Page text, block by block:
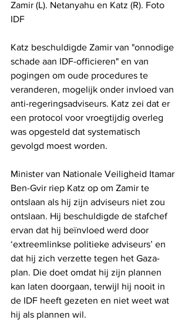
Zamir (L). Netanyahu en Katz (R). Foto
IDF
Katz beschuldigde Zamir van "onnodige
schade aan IDF-officieren" en van
pogingen om oude procedures te
veranderen, mogelijk onder invloed van
anti-regeringsadviseurs. Katz zei dat er
een protocol voor vroegtijdig overleg
was opgesteld dat systematisch
gevolgd moest worden.
Minister van Nationale Veiligheid Itamar
Ben-Gvir riep Katz op om Zamir te
ontslaan als hij zijn adviseurs niet zou
ontslaan. Hij beschuldigde de stafchef
ervan dat hij beïnvloed werd door
‘extreemlinkse politieke adviseurs’ en
dat hij zich verzette tegen het Gaza-
plan. Die doet omdat hij zijn plannen
kan laten doorgaan, terwijl hij nooit in
de IDF heeft gezeten en niet weet wat
hij als plannen wil.